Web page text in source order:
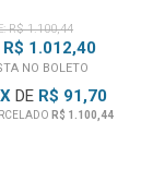
R$ 1.100,44
R$ 1.012,40
NO BOLETO
XDE R$ 91,70
R$ 1.100,44